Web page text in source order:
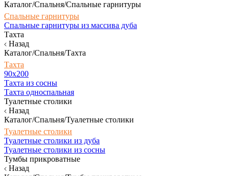
Каталог/Спальня/Спальные гарнитуры
Спальные гарнитуры
Спальные гарнитуры из массива дуба
Тахта
Назад
Каталог/Спальня/Тахта
Тахта
90х200
Тахта из сосны
Тахта односпальная
Туалетные столики
Назад
Каталог/Спальня/Туалетные столики
Туалетные столики
Туалетные столики из дуба
Туалетные столики из сосны
Тумбы прикроватные
Назад